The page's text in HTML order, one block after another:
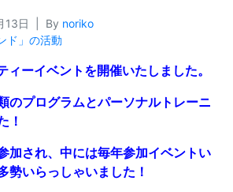
13日 By noriko
ド」の活動
ーイベントを開催いたしました。
のプログラムとパーソナルトレーニ
！
加され、中には毎年参加イベントい
勢いらっしゃいました！